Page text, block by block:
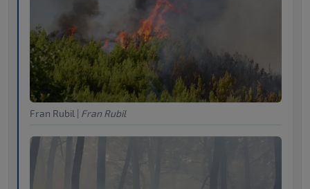
Fran Rubil | Fran Rubil